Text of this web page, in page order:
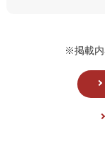
※掲載内